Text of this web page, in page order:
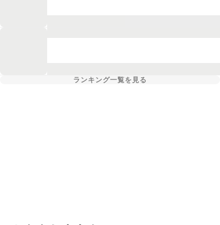
ランキング一覧を見る